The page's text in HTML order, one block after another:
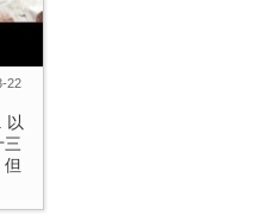
22
以
三
但